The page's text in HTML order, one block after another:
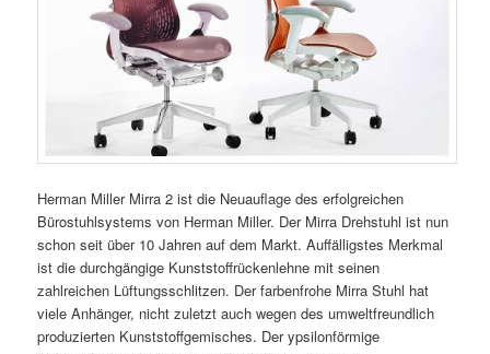
Herman Miller Mirra 2 ist die Neuauflage des erfolgreichen
Bürostuhlsystems von Herman Miller. Der Mirra Drehstuhl ist nun
schon seit über 10 Jahren auf dem Markt. Auffälligstes Merkmal
ist die durchgängige Kunststoffrückenlehne mit seinen
zahlreichen Lüftungsschlitzen. Der farbenfrohe Mirra Stuhl hat
viele Anhänger, nicht zuletzt auch wegen des umweltfreundlich
produzierten Kunststoffgemisches. Der ypsilonförmige